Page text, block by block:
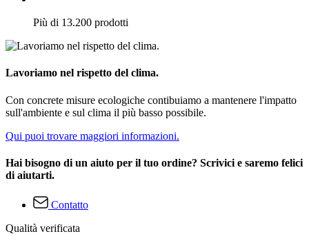
Più di 13.200 prodotti
Lavoriamo nel rispetto del clima.
Con concrete misure ecologiche contibuiamo a mantenere l'impatto
sull'ambiente e sul clima il più basso possibile.
Qui puoi trovare maggiori informazioni.
Hai bisogno di un aiuto per il tuo ordine? Scrivici e saremo felici
di aiutarti.
Contatto
Qualità verificata